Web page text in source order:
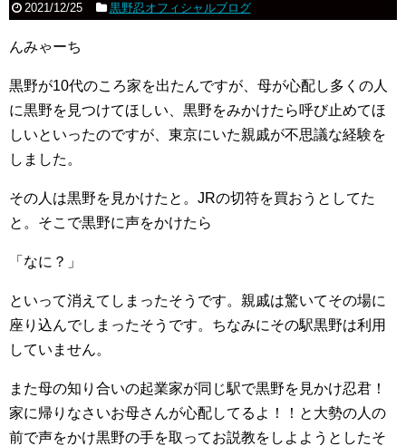
2021/12/25 黒野忍オフィシャルブログ
んみゃーち
黒野が10代のころ家を出たんですが、母が心配し多くの人
に黒野を見つけてほしい、黒野をみかけたら呼び止めてほ
しいといったのですが、東京にいた親戚が不思議な経験を
しました。
その人は黒野を見かけたと。JRの切符を買おうとしてた
と。そこで黒野に声をかけたら
「なに？」
といって消えてしまったそうです。親戚は驚いてその場に
座り込んでしまったそうです。ちなみにその駅黒野は利用
していません。
また母の知り合いの起業家が同じ駅で黒野を見かけ忍君！
家に帰りなさいお母さんが心配してるよ！！と大勢の人の
前で声をかけ黒野の手を取ってお説教をしよようとしたそ